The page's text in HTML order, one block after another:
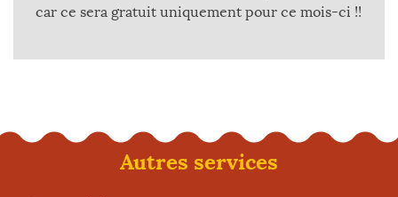
car ce sera gratuit uniquement pour ce mois-ci !!
Autres services